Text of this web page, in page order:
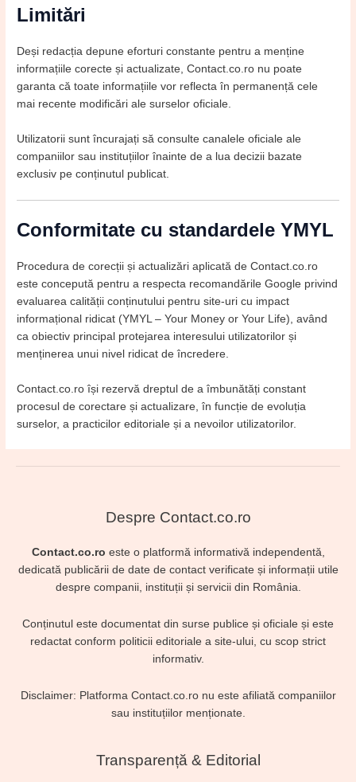
Limitări
Deși redacția depune eforturi constante pentru a menține
informațiile corecte și actualizate, Contact.co.ro nu poate
garanta că toate informațiile vor reflecta în permanență cele
mai recente modificări ale surselor oficiale.
Utilizatorii sunt încurajați să consulte canalele oficiale ale
companiilor sau instituțiilor înainte de a lua decizii bazate
exclusiv pe conținutul publicat.
Conformitate cu standardele YMYL
Procedura de corecții și actualizări aplicată de Contact.co.ro
este concepută pentru a respecta recomandările Google privind
evaluarea calității conținutului pentru site-uri cu impact
informațional ridicat (YMYL – Your Money or Your Life), având
ca obiectiv principal protejarea interesului utilizatorilor și
menținerea unui nivel ridicat de încredere.
Contact.co.ro își rezervă dreptul de a îmbunătăți constant
procesul de corectare și actualizare, în funcție de evoluția
surselor, a practicilor editoriale și a nevoilor utilizatorilor.
Despre Contact.co.ro
Contact.co.ro este o platformă informativă independentă,
dedicată publicării de date de contact verificate și informații utile
despre companii, instituții și servicii din România.
Conținutul este documentat din surse publice și oficiale și este
redactat conform politicii editoriale a site-ului, cu scop strict
informativ.
Disclaimer: Platforma Contact.co.ro nu este afiliată companiilor
sau instituțiilor menționate.
Transparență & Editorial